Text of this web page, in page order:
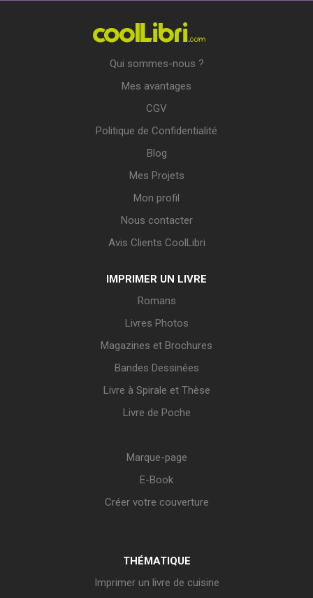
Qui sommes-nous ?
Mes avantages
CGV
Politique de Confidentialité
Blog
Mes Projets
Mon profil
Nous contacter
Avis Clients CoolLibri
IMPRIMER UN LIVRE
Romans
Livres Photos
Magazines et Brochures
Bandes Dessinées
Livre à Spirale et Thèse
Livre de Poche
Marque-page
E-Book
Créer votre couverture
THÉMATIQUE
Imprimer un livre de cuisine